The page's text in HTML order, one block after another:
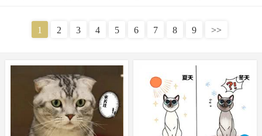
黏人，像狗狗一样忠于主人，而且一生只认一个主人，要是被主人抛
弃，可能还会抑郁而死。所以要是你养了
暹罗猫 ，请不要中途弃
1 2 3 4 5 6 7 8 9 >>